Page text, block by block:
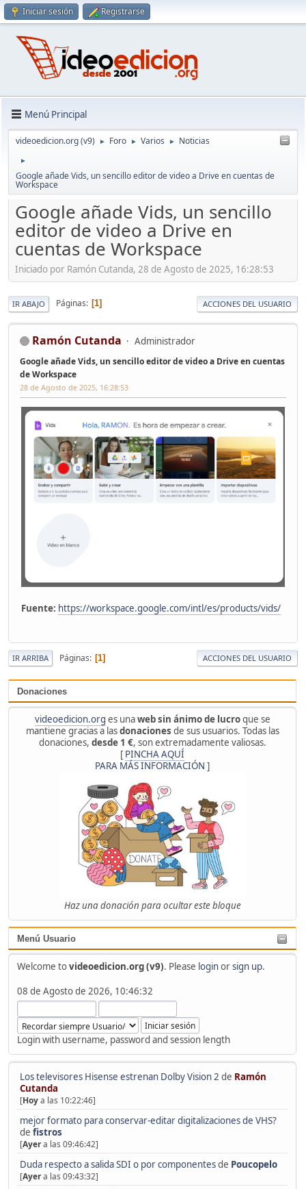
Iniciar sesión Registrarse
Menú Principal
videoedicion.org (v9) ► Foro ► Varios ► Noticias
►
Google añade Vids, un sencillo editor de video a Drive en cuentas de
Workspace
Donaciones
videoedicion.org es unaweb sin ánimo de lucroque se
mantiene gracias a lasdonaciones de sus usuarios. Todas las
donaciones, desde 1 €, son extremadamente valiosas.
[ PINCHA AQUÍ
PARA MÁS INFORMACIÓN ]
Haz una donación para ocultar este bloque
Menú Usuario
Welcome tovideoedicion.org (v9). Please loginorsign up.
08 de Agosto de 2026, 10:46:32
Login with username, password and session length
Los televisores Hisense estrenan Dolby Vision 2 de Ramón
Cutanda
[Hoya las 10:22:46]
mejor formato para conservar-editar digitalizaciones de VHS?
de fistros
[Ayera las 09:46:42]
Duda respecto a salida SDI o por componentesde Poucopelo
[Ayera las 09:43:32]
Google añade Vids, un sencillo
editor de video a Drive en
cuentas de Workspace
Iniciado por Ramón Cutanda, 28 de Agosto de 2025, 16:28:53
IR ABAJO Páginas 1 ACCIONES DEL USUARIO
Ramón Cutanda Administrador
Google añade Vids, un sencillo editor de video a Drive en cuentas
de Workspace
28 de Agosto de 2025, 16:28:53
Fuente: https://workspace.google.com/intl/es/products/vids/
IR ARRIBA Páginas 1 ACCIONES DEL USUARIO